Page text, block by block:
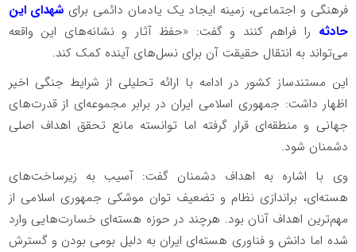
فرهنگی و اجتماعی، زمینه ایجاد یک یادمان دائمی برای شهدای این
حادثه را فراهم کنند و گفت: «حفظ آثار و نشانه‌های این واقعه
می‌تواند به انتقال حقیقت آن برای نسل‌های آینده کمک کند.
این مستندساز کشور در ادامه با ارائه تحلیلی از شرایط جنگی اخیر
اظهار داشت: جمهوری اسلامی ایران در برابر مجموعه‌ای از قدرت‌های
جهانی و منطقه‌ای قرار گرفته اما توانسته مانع تحقق اهداف اصلی
دشمنان شود.
وی با اشاره به اهداف دشمنان گفت: آسیب به زیرساخت‌های
هسته‌ای، براندازی نظام و تضعیف توان موشکی جمهوری اسلامی از
مهم‌ترین اهداف آنان بود. هرچند در حوزه هسته‌ای خسارت‌هایی وارد
شده اما دانش و فناوری هسته‌ای ایران به دلیل بومی بودن و گسترش